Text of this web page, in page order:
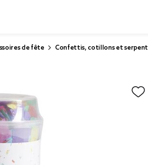
de fête Confettis, cotillons et